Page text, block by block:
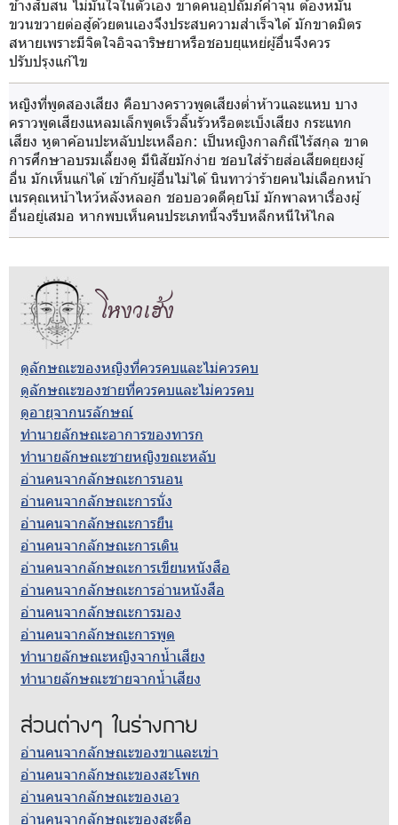
ข้างสับสน ไม่มั่นใจในตัวเอง ขาดคนอุปถัมภ์ค้ำจุน ต้องหมั่น
ขวนขวายต่อสู้ด้วยตนเองจึงประสบความสำเร็จได้ มักขาดมิตร
สหายเพราะมีจิตใจอิจฉาริษยาหรือชอบยุแหย่ผู้อื่นจึงควร
ปรับปรุงแก้ไข
หญิงที่พูดสองเสียง คือบางคราวพูดเสียงต่ำห้าวและแหบ บาง
คราวพูดเสียงแหลมเล็กพูดเร็วลิ้นรัวหรือตะเบ็งเสียง กระแทก
เสียง หูตาค้อนปะหลับปะเหลือก: เป็นหญิงกาลกิณีไร้สกุล ขาด
การศึกษาอบรมเลี้ยงดู มีนิสัยมักง่าย ชอบใส่ร้ายส่อเสียดยุยงผู้
อื่น มักเห็นแก่ได้ เข้ากับผู้อื่นไม่ได้ นินทาว่าร้ายคนไม่เลือกหน้า
เนรคุณหน้าไหว้หลังหลอก ชอบอวดดีคุยโม้ มักพาลหาเรื่องผู้
อื่นอยู่เสมอ หากพบเห็นคนประเภทนี้จงรีบหลีกหนีให้ไกล
โหงวเฮ้ง
ดูลักษณะของหญิงที่ควรคบและไม่ควรคบ
ดูลักษณะของชายที่ควรคบและไม่ควรคบ
ดูอายุจากนรลักษณ์
ทำนายลักษณะอาการของทารก
ทำนายลักษณะชายหญิงขณะหลับ
อ่านคนจากลักษณะการนอน
อ่านคนจากลักษณะการนั่ง
อ่านคนจากลักษณะการยืน
อ่านคนจากลักษณะการเดิน
อ่านคนจากลักษณะการเขียนหนังสือ
อ่านคนจากลักษณะการอ่านหนังสือ
อ่านคนจากลักษณะการมอง
อ่านคนจากลักษณะการพูด
ทำนายลักษณะหญิงจากน้ำเสียง
ทำนายลักษณะชายจากน้ำเสียง
ส่วนต่างๆ ในร่างกาย
อ่านคนจากลักษณะของขาและเข่า
อ่านคนจากลักษณะของสะโพก
อ่านคนจากลักษณะของเอว
อ่านคนจากลักษณะของสะดือ